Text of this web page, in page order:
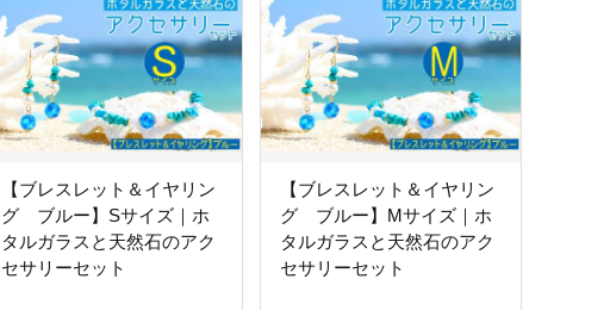
【ブレスレット＆イヤリン
グ ブルー】Sサイズ｜ホ
タルガラスと天然石のアク
セサリーセット
【ブレスレット＆イヤリン
グ ブルー】Mサイズ｜ホ
タルガラスと天然石のアク
セサリーセット